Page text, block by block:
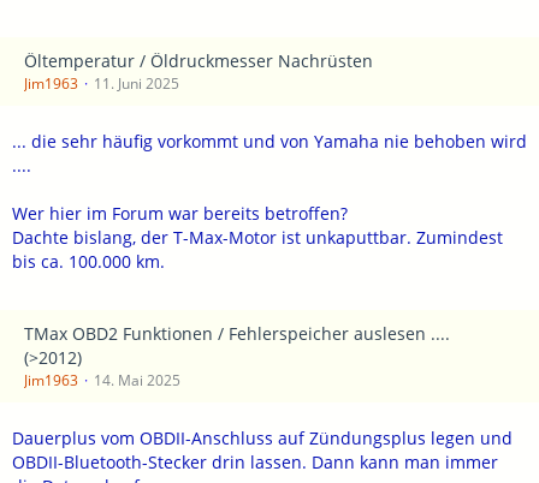
Öltemperatur / Öldruckmesser Nachrüsten
Jim1963 11. Juni 2025
... die sehr häufig vorkommt und von Yamaha nie behoben wird
....
Wer hier im Forum war bereits betroffen?
Dachte bislang, der T-Max-Motor ist unkaputtbar. Zumindest
bis ca. 100.000 km.
TMax OBD2 Funktionen / Fehlerspeicher auslesen ....
(>2012)
Jim1963 14. Mai 2025
Dauerplus vom OBDII-Anschluss auf Zündungsplus legen und
OBDII-Bluetooth-Stecker drin lassen. Dann kann man immer